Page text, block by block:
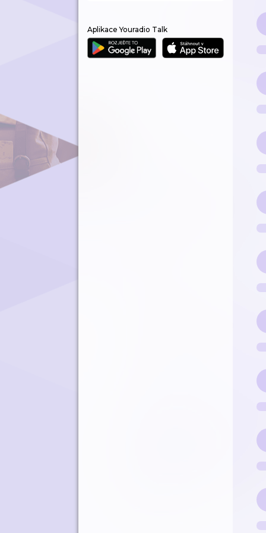
Aplikace Youradio Talk